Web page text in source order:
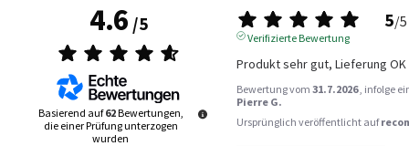
4.6/5
Basierend auf62Bewertungen,
die einer Prüfung unterzogen
wurden
5/5
Verifizierte Bewertung
Produkt sehr gut, Lieferung OK
Bewertung vom 31.7.2026 , infolge
Pierre G.
Ursprünglich veröffentlicht auf